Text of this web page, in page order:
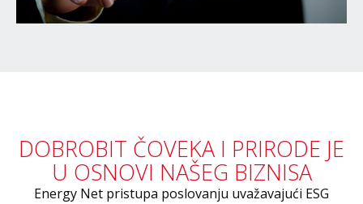
DOBROBIT ČOVEKA I PRIRODE JE
U OSNOVI NAŠEG BIZNISA
Energy Net pristupa poslovanju uvažavajući ESG